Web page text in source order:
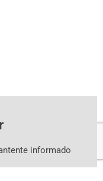
informado